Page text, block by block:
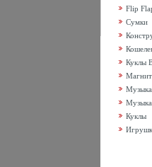
Flip
Сумки
Куклы
Куклы